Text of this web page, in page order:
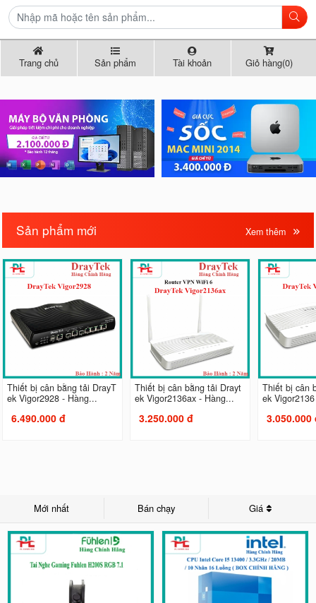
Trang chủ Sản phẩm Tài khoản Giỏ hàng(0)
Sản phẩm mới Xem thêm
Thiết bị cân bằng tải DrayT
ek Vigor2928 - Hàng...
6.490.000 đ
Thiết bị cân bằng tải Drayt
ek Vigor2136ax - Hàng...
3.250.000 đ
Thiết bị cân
ek
3.050.000
Mới nhất Bán chạy Giá